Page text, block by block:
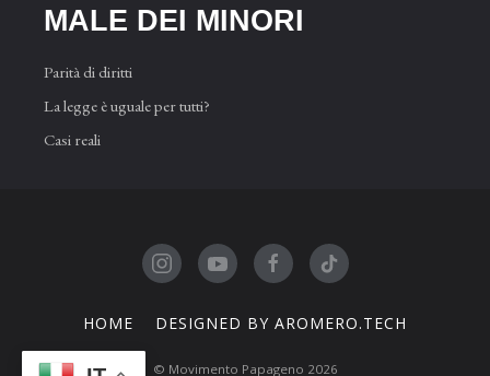
MALE DEI MINORI
Parità di diritti
La legge è uguale per tutti?
Casi reali
HOME DESIGNED BY AROMERO.TECH
© Movimento Papageno 2026